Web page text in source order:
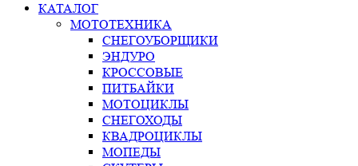
КАТАЛОГ
МОТОТЕХНИКА
СНЕГОУБОРЩИКИ
ЭНДУРО
КРОССОВЫЕ
ПИТБАЙКИ
МОТОЦИКЛЫ
СНЕГОХОДЫ
КВАДРОЦИКЛЫ
МОПЕДЫ